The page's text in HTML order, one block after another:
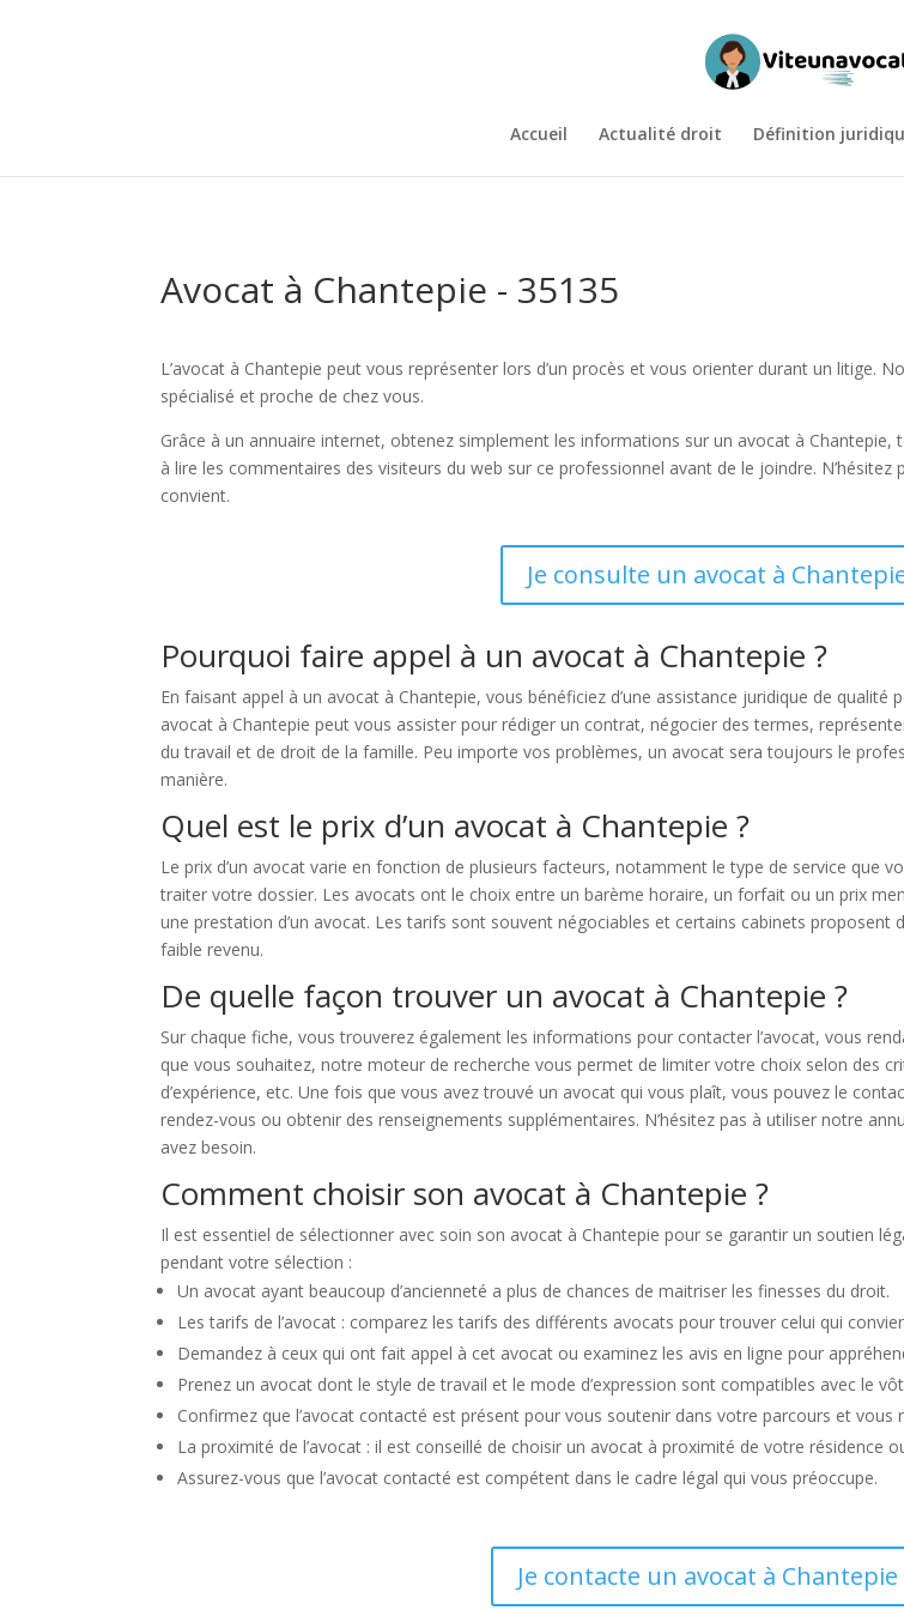
Accueil Actualité droit Définition
Avocat à Chantepie - 35135
L’avocat à Chantepie peut vous représenter lors d’un procès et vous orienter durant un
spécialisé et proche de chez vous.
Grâce à un annuaire internet, obtenez simplement les informations sur un avocat à
à lire les commentaires des visiteurs du web sur ce professionnel avant de le joindre. N’hésitez
convient.
Je consulte un avocat à
Pourquoi faire appel à un avocat à Chantepie ?
En faisant appel à un avocat à Chantepie, vous bénéficiez d’une assistance juridique de
avocat à Chantepie peut vous assister pour rédiger un contrat, négocier des termes,
du travail et de droit de la famille. Peu importe vos problèmes, un avocat sera toujours le
manière.
Quel est le prix d’un avocat à Chantepie ?
Le prix d’un avocat varie en fonction de plusieurs facteurs, notamment le type de service que
traiter votre dossier. Les avocats ont le choix entre un barème horaire, un forfait ou un prix
une prestation d’un avocat. Les tarifs sont souvent négociables et certains cabinets
faible revenu.
De quelle façon trouver un avocat à Chantepie ?
Sur chaque fiche, vous trouverez également les informations pour contacter l’avocat, vous
que vous souhaitez, notre moteur de recherche vous permet de limiter votre choix selon des
d’expérience, etc. Une fois que vous avez trouvé un avocat qui vous plaît, vous pouvez le
rendez-vous ou obtenir des renseignements supplémentaires. N’hésitez pas à utiliser notre
avez besoin.
Comment choisir son avocat à Chantepie ?
Il est essentiel de sélectionner avec soin son avocat à Chantepie pour se garantir un soutien
pendant votre sélection :
Un avocat ayant beaucoup d’ancienneté a plus de chances de maitriser les finesses du droit.
Les tarifs de l’avocat : comparez les tarifs des différents avocats pour trouver celui qui
Demandez à ceux qui ont fait appel à cet avocat ou examinez les avis en ligne pour
Prenez un avocat dont le style de travail et le mode d’expression sont compatibles avec le
Confirmez que l’avocat contacté est présent pour vous soutenir dans votre parcours et vous
La proximité de l’avocat : il est conseillé de choisir un avocat à proximité de votre
Assurez-vous que l’avocat contacté est compétent dans le cadre légal qui vous préoccupe.
Je contacte un avocat à